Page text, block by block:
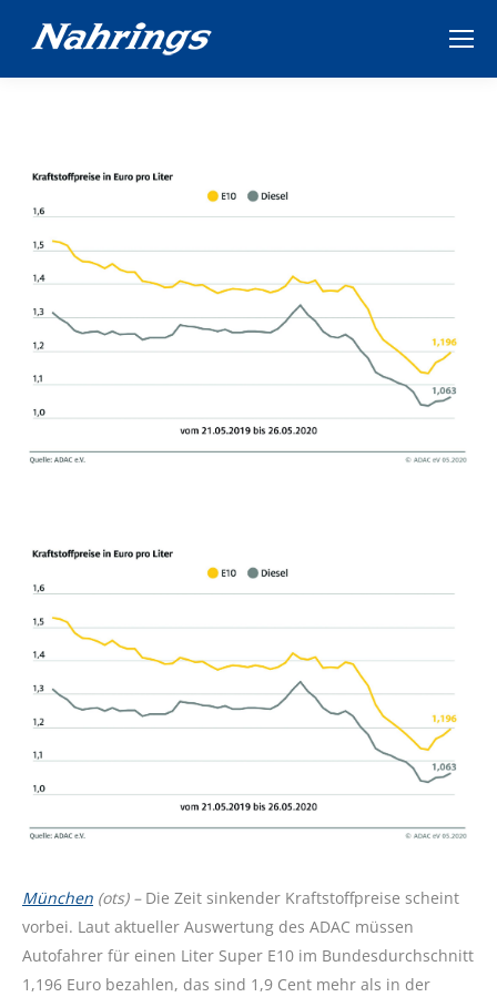
München (ots) – Die Zeit sinkender Kraftstoffpreise scheint
vorbei. Laut aktueller Auswertung des ADAC müssen
Autofahrer für einen Liter Super E10 im Bundesdurchschnitt
1,196 Euro bezahlen, das sind 1,9 Cent mehr als in der